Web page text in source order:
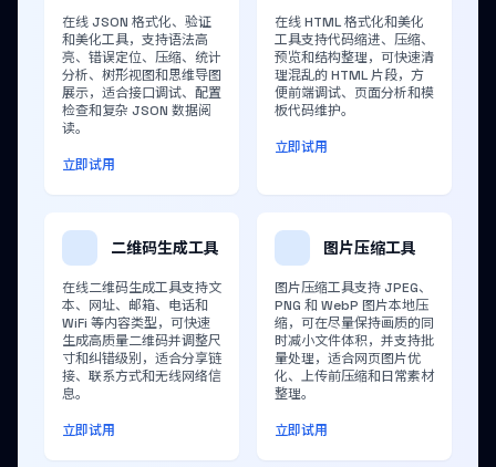
在线 JSON 格式化、验证
和美化工具，支持语法高
亮、错误定位、压缩、统计
分析、树形视图和思维导图
展示，适合接口调试、配置
检查和复杂 JSON 数据阅
读。
立即试用
在线 HTML 格式化和美化
工具支持代码缩进、压缩、
预览和结构整理，可快速清
理混乱的 HTML 片段，方
便前端调试、页面分析和模
板代码维护。
立即试用
二维码生成工具
在线二维码生成工具支持文
本、网址、邮箱、电话和
WiFi 等内容类型，可快速
生成高质量二维码并调整尺
寸和纠错级别，适合分享链
接、联系方式和无线网络信
息。
立即试用
图片压缩工具
图片压缩工具支持 JPEG、
PNG 和 WebP 图片本地压
缩，可在尽量保持画质的同
时减小文件体积，并支持批
量处理，适合网页图片优
化、上传前压缩和日常素材
整理。
立即试用